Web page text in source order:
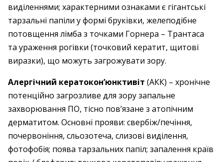
виділеннями; характерними ознаками є гігантські
тарзальні папіли у формі бруківки, желеподібне
потовщення лімба з точками Горнера – Трантаса
та ураження рогівки (точковий кератит, щитові
виразки), що можуть загрожувати зору.
Алергічний кератокон’юнктивіт (АКК) – хронічне
потенційно загрозливе для зору запальне
захворювання ПО, тісно пов’язане з атопічним
дерматитом. Основні прояви: свербіж/печіння,
почервоніння, сльозотеча, слизові виділення,
фотофобія; поява тарзальних папіл; запалення країв